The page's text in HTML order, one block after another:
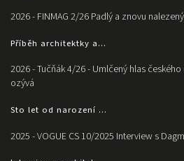
2026 - FINMAG 2/26 Padlý a znovu nalezený
Příběh architektky a...
2026 - Tučňák 4/26 - Umlčený hlas
ozývá
Sto let od narození ...
2025 - VOGUE CS 10/2025 Interview s